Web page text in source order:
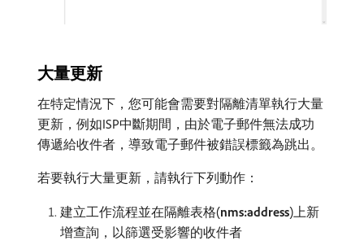
大量更新
在特定情況下，您可能會需要對隔離清單執行大量
更新，例如ISP中斷期間，由於電子郵件無法成功
傳遞給收件者，導致電子郵件被錯誤標籤為跳出。
若要執行大量更新，請執行下列動作：
建立工作流程並在隔離表格(nms:address)上新
增查詢，以篩選受影響的收件者